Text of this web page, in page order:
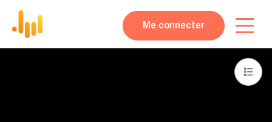
Me connecter